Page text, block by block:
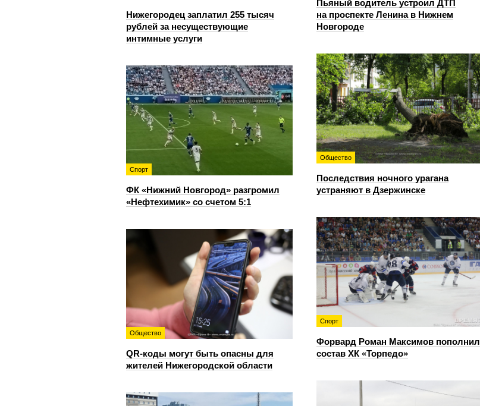
Пьяный водитель устроил ДТП
на проспекте Ленина в Нижнем
Новгороде
Нижегородец заплатил 255 тысяч
рублей за несуществующие
интимные услуги
Общество
Последствия ночного урагана
устраняют в Дзержинске
Спорт
ФК «Нижний Новгород» разгромил
«Нефтехимик» со счетом 5:1
Спорт
Форвард Роман Максимов пополнил
состав ХК «Торпедо»
Общество
QR-коды могут быть опасны для
жителей Нижегородской области